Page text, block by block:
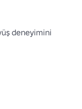
deneyimini